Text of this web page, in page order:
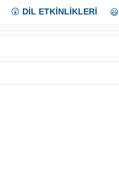
😲 DİL ETKİNLİKLERİ 😃